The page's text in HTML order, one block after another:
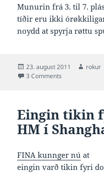
Munurin frá 3. til 7.
tíðir eru ikki
noydd at spyrja røttu
Posted
on
23. august 2011 Author
rokur
3 Comments
Eingin tikin
HM í
FINA kunnger nú at
eingin varð tikin fyri